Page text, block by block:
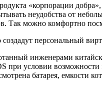
«корпорации
неудобства от
Так можно комфортно
инженерами
при условии
батарея, емкости